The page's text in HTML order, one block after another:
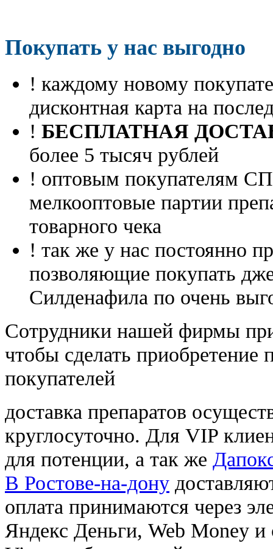
Покупать у нас выгодно
! каждому новому
дисконтная карта на
! БЕСПЛАТНАЯ
более 5 тысяч рублей
! оптовым покупателям
мелкооптовые партии
товарного чека
! так же у нас постоянно
позволяющие покупать
Силденафила по очень
Cотрудники нашей фирмы
чтобы сделать приобретение
покупателей
доставка препаратов
круглосуточно. Для VIP
для потенции, а так же
В Ростове-на-дону
оплата принимаются через
Яндекс Деньги, Web Money и